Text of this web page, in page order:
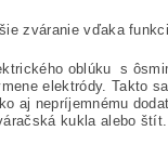
zváranie vďaka
oblúku s
elektródy. Takto
aj nepríjemnému
kukla alebo štít.